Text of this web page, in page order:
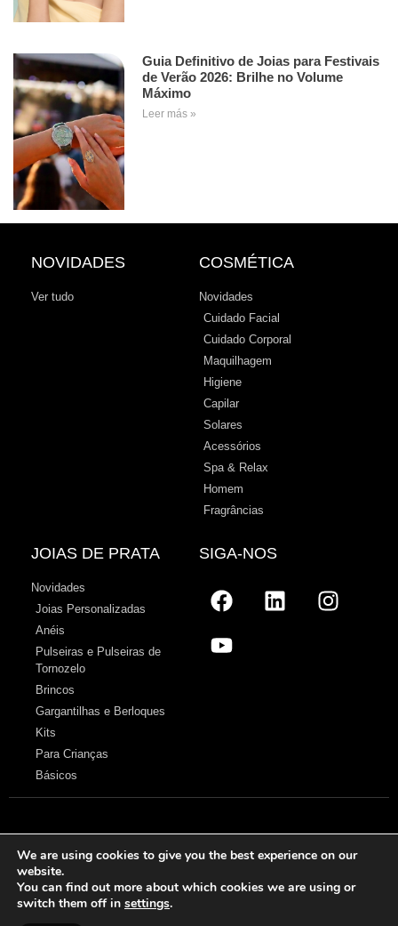
Guia Definitivo de Joias para Festivais
de Verão 2026: Brilhe no Volume
Máximo
Leer más »
NOVIDADES
Ver tudo
COSMÉTICA
Novidades
Cuidado Facial
Cuidado Corporal
Maquilhagem
Higiene
Capilar
Solares
Acessórios
Spa & Relax
Homem
Fragrâncias
JOIAS DE PRATA
Novidades
Joias Personalizadas
Anéis
Pulseiras e Pulseiras de
Tornozelo
Brincos
Gargantilhas e Berloques
Kits
Para Crianças
Básicos
SIGA-NOS
© 2026 Cristian Lay
We are using cookies to give you the best experience on our
website.
You can find out more about which cookies we are using or
switch them off in settings.